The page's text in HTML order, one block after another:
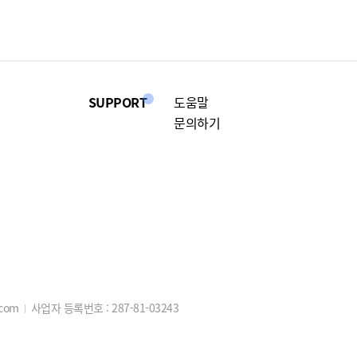
SUPPORT
도움말
문의하기
사업자 등록번호 : 287-81-03243